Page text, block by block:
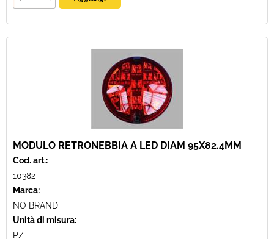
MODULO RETRONEBBIA A LED DIAM 95X82.4MM
Cod. art.:
10382
Marca:
NO BRAND
Unità di misura:
PZ